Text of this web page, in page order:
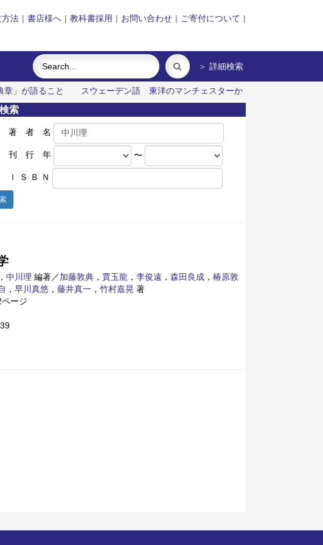
方法 | 書店様へ | 教科書採用 | お問い合わせ | ご寄付について |
＞ 詳細検索
章」が語ること スウェーデン語
東洋のマンチェスターか
索
著 者 名
刊 行 年 〜
Ｉ Ｓ Ｂ Ｎ
， 中川理 編著／加藤敦典 ， 賈玉龍 ， 李俊遠 ， 森田良成 ， 椿原敦
， 早川真悠 ， 藤井真一 ， 竹村嘉晃 著
ージ